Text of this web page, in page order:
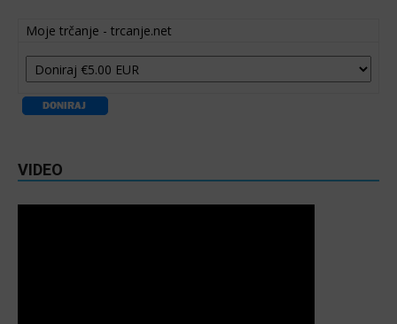
Moje trčanje - trcanje.net
VIDEO